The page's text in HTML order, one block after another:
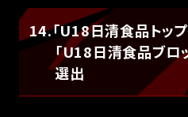
14.「U18日清食品トッ
「U18日清食品ブロ
選出